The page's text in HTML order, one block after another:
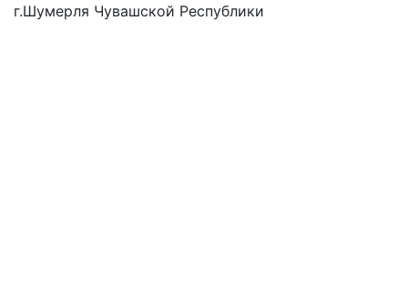
г.Шумерля Чувашской Республики